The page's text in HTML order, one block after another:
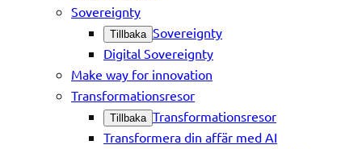
Sovereignty
Tillbaka Sovereignty
Digital Sovereignty
Make way for innovation
Transformationsresor
Tillbaka Transformationsresor
Transformera din affär med AI